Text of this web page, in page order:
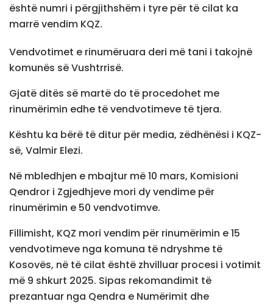
është numri i përgjithshëm i tyre për të cilat ka
marrë vendim KQZ.
Vendvotimet e rinumëruara deri më tani i takojnë
komunës së Vushtrrisë.
Gjatë ditës së martë do të procedohet me
rinumërimin edhe të vendvotimeve të tjera.
Kështu ka bërë të ditur për media, zëdhënësi i KQZ-
së, Valmir Elezi.
Në mbledhjen e mbajtur më 10 mars, Komisioni
Qendror i Zgjedhjeve mori dy vendime për
rinumërimin e 50 vendvotimve.
Fillimisht, KQZ mori vendim për rinumërimin e 15
vendvotimeve nga komuna të ndryshme të
Kosovës, në të cilat është zhvilluar procesi i votimit
më 9 shkurt 2025. Sipas rekomandimit të
prezantuar nga Qendra e Numërimit dhe